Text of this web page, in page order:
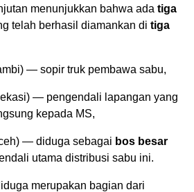
menunjukkan bahwa ada tiga
telah berhasil diamankan di tiga
— sopir truk pembawa sabu,
— pengendali lapangan yang
kepada MS,
— diduga sebagai bos besar
utama distribusi sabu ini.
merupakan bagian dari